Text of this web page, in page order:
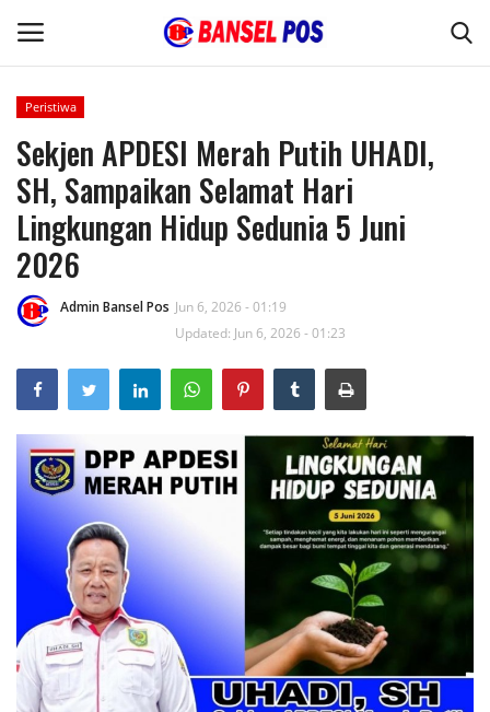
Home
Kode Etik Jurnalistik
Pedoman Media Siber
Budaya
Wisata
Opini
Kecamatan
Redaksi
Kodam 3/Siliwangi
Presiden dan Wakil Presiden RI
Peristiwa
Sekjen APDESI Merah Putih UHADI,
SH, Sampaikan Selamat Hari
Lingkungan Hidup Sedunia 5 Juni
2026
Admin Bansel Pos Jun 6, 2026 - 01:19
Updated: Jun 6, 2026 - 01:23